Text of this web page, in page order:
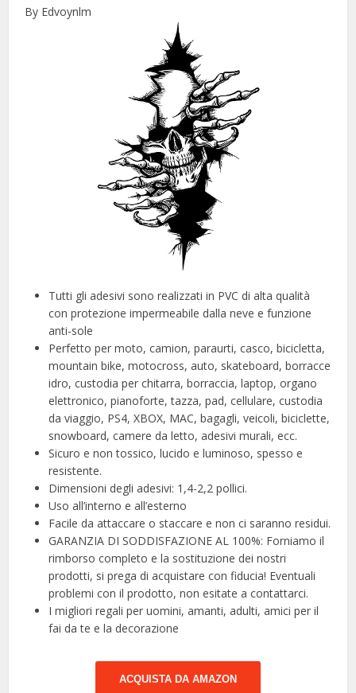
By Edvoynlm
Tutti gli adesivi sono realizzati in PVC di alta qualità
con protezione impermeabile dalla neve e funzione
anti-sole
Perfetto per moto, camion, paraurti, casco, bicicletta,
mountain bike, motocross, auto, skateboard, borracce
idro, custodia per chitarra, borraccia, laptop, organo
elettronico, pianoforte, tazza, pad, cellulare, custodia
da viaggio, PS4, XBOX, MAC, bagagli, veicoli, biciclette,
snowboard, camere da letto, adesivi murali, ecc.
Sicuro e non tossico, lucido e luminoso, spesso e
resistente.
Dimensioni degli adesivi: 1,4-2,2 pollici.
Uso all’interno e all’esterno
Facile da attaccare o staccare e non ci saranno residui.
GARANZIA DI SODDISFAZIONE AL 100%: Forniamo il
rimborso completo e la sostituzione dei nostri
prodotti, si prega di acquistare con fiducia! Eventuali
problemi con il prodotto, non esitate a contattarci.
I migliori regali per uomini, amanti, adulti, amici per il
fai da te e la decorazione
ACQUISTA DA AMAZON